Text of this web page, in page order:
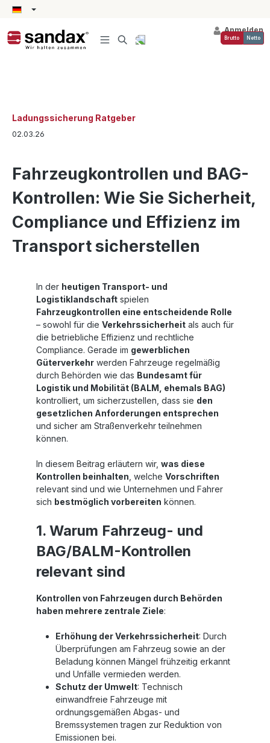
springen
Anmelden
Brutto Netto
Ladungssicherung Ratgeber
02.03.26
Fahrzeugkontrollen und BAG-
Kontrollen: Wie Sie Sicherheit,
Compliance und Effizienz im
Transport sicherstellen
In der heutigen Transport- und
Logistiklandschaft spielen
Fahrzeugkontrollen eine entscheidende Rolle
– sowohl für die Verkehrssicherheit als auch für
die betriebliche Effizienz und rechtliche
Compliance. Gerade im gewerblichen
Güterverkehr werden Fahrzeuge regelmäßig
durch Behörden wie das Bundesamt für
Logistik und Mobilität (BALM, ehemals BAG)
kontrolliert, um sicherzustellen, dass sie den
gesetzlichen Anforderungen entsprechen
und sicher am Straßenverkehr teilnehmen
können.
In diesem Beitrag erläutern wir, was diese
Kontrollen beinhalten , welche Vorschriften
relevant sind und wie Unternehmen und Fahrer
sich bestmöglich vorbereiten können.
1. Warum Fahrzeug- und
BAG/BALM-Kontrollen
relevant sind
Kontrollen von Fahrzeugen durch Behörden
haben mehrere zentrale Ziele:
Erhöhung der Verkehrssicherheit: Durch
Überprüfungen am Fahrzeug sowie an der
Beladung können Mängel frühzeitig erkannt
und Unfälle vermieden werden.
Schutz der Umwelt: Technisch
einwandfreie Fahrzeuge mit
ordnungsgemäßen Abgas- und
Bremssystemen tragen zur Reduktion von
Emissionen bei.